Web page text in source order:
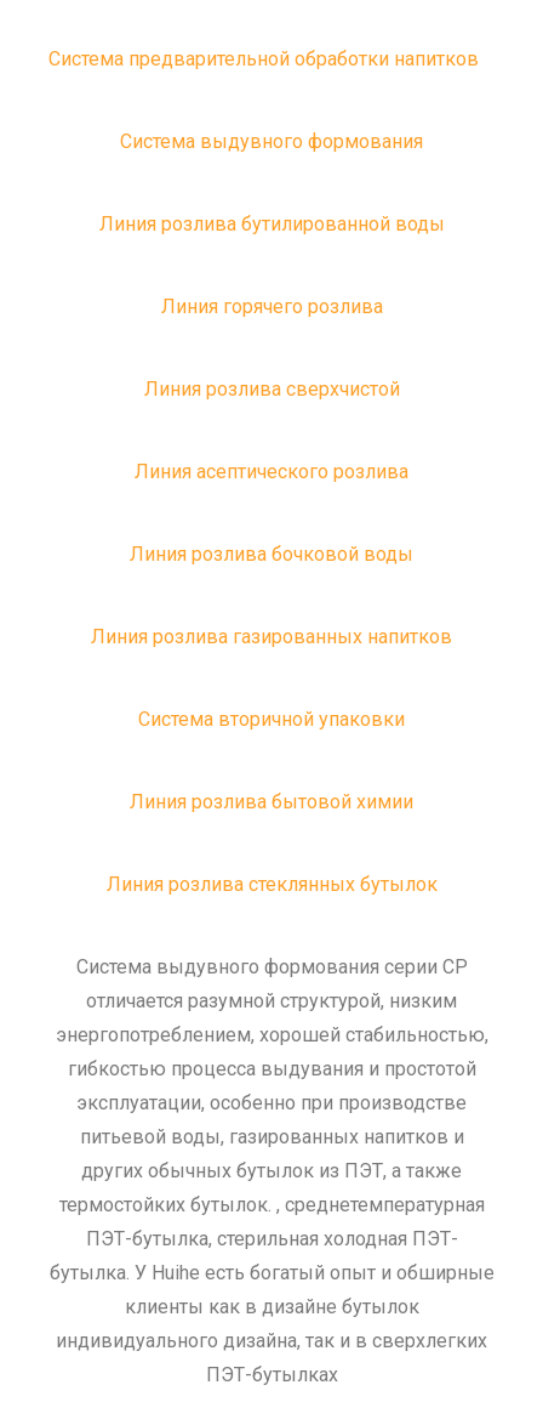
Система предварительной обработки напитков
Система выдувного формования
Линия розлива бутилированной воды
Линия горячего розлива
Линия розлива сверхчистой
Линия асептического розлива
Линия розлива бочковой воды
Линия розлива газированных напитков
Система вторичной упаковки
Линия розлива бытовой химии
Линия розлива стеклянных бутылок
Система выдувного формования серии CP
отличается разумной структурой, низким
энергопотреблением, хорошей стабильностью,
гибкостью процесса выдувания и простотой
эксплуатации, особенно при производстве
питьевой воды, газированных напитков и
других обычных бутылок из ПЭТ, а также
термостойких бутылок. , среднетемпературная
ПЭТ-бутылка, стерильная холодная ПЭТ-
бутылка. У Huihe есть богатый опыт и обширные
клиенты как в дизайне бутылок
индивидуального дизайна, так и в сверхлегких
ПЭТ-бутылках